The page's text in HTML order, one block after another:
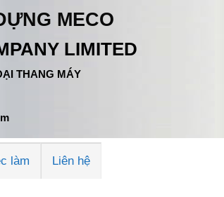
MECO
LIMITED
THANG MÁY
làm Liên hệ